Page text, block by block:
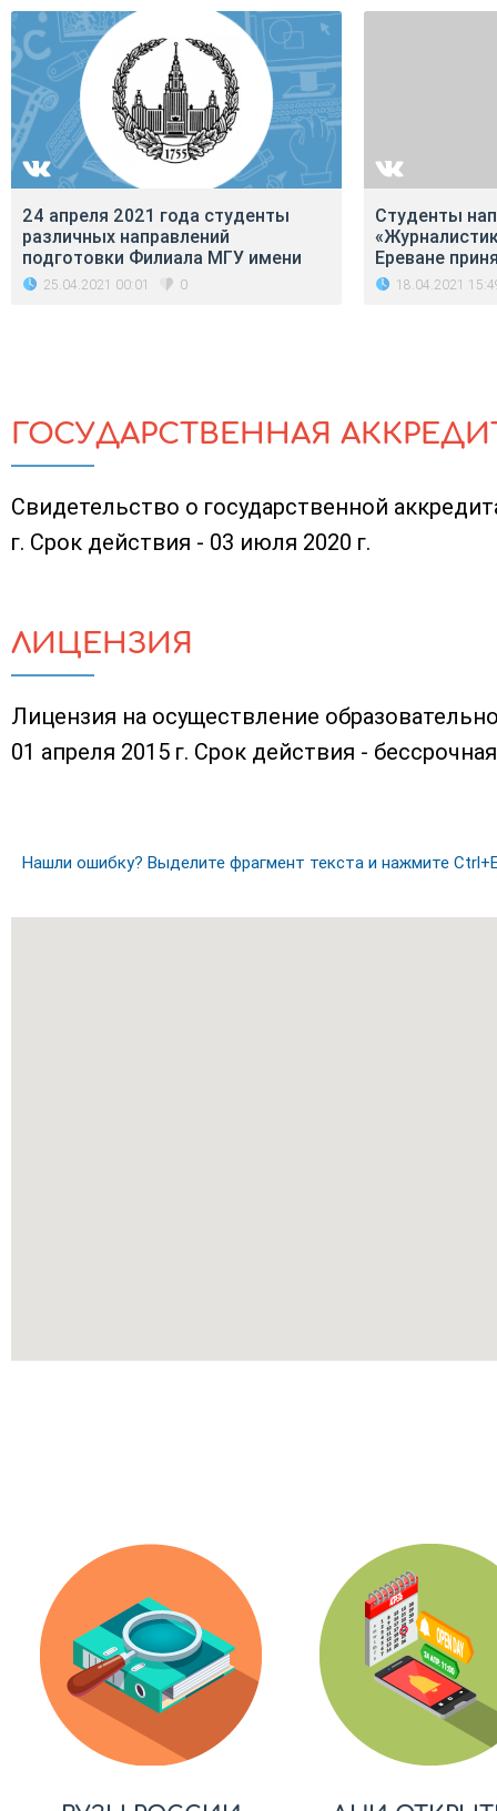
24 апреля 2021 года студенты
различных направлений
подготовки Филиала МГУ имени
25.04.2021 00:01 0
Студенты
Ереване
18.04.2021
ГОСУДАРСТВЕННАЯ
Свидетельство о государственной
г. Срок действия - 03 июля 2020 г.
ЛИЦЕНЗИЯ
Лицензия на осуществление
01 апреля 2015 г. Срок действия -
Нашли ошибку? Выделите фрагмент текста и нажмите